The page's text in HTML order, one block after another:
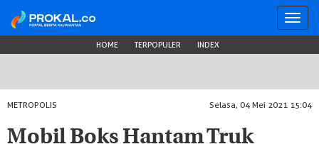
HOME TERPOPULER INDEX
METROPOLIS Selasa, 04 Mei 2021 15:04
Mobil Boks Hantam Truk